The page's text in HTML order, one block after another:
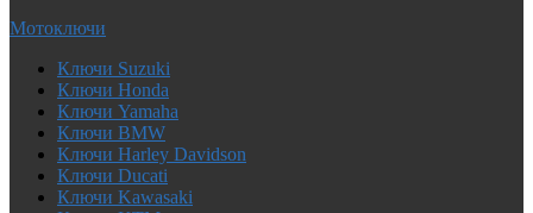
Мотоключи
Ключи Suzuki
Ключи Honda
Ключи Yamaha
Ключи BMW
Ключи Harley Davidson
Ключи Ducati
Ключи Kawasaki